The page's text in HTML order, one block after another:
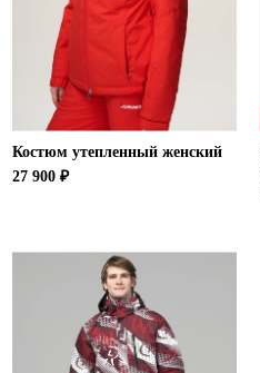
Костюм утепленный женский
27 900 ₽